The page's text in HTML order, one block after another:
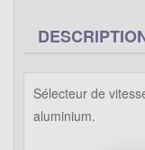
Sélecteur de
aluminium.